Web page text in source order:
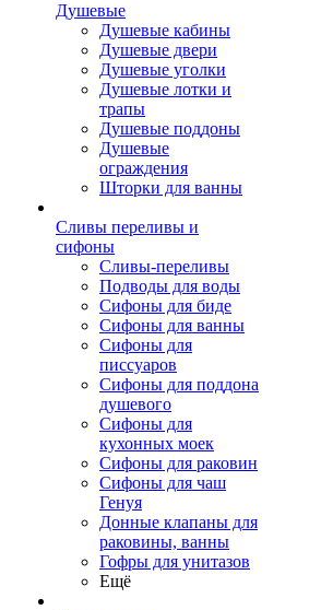
Душевые
Душевые кабины
Душевые двери
Душевые уголки
Душевые лотки и
трапы
Душевые поддоны
Душевые
ограждения
Шторки для ванны
Сливы переливы и
сифоны
Сливы-переливы
Подводы для воды
Сифоны для биде
Сифоны для ванны
Сифоны для
писсуаров
Сифоны для поддона
душевого
Сифоны для
кухонных моек
Сифоны для раковин
Сифоны для чаш
Генуя
Донные клапаны для
раковины, ванны
Гофры для унитазов
Ещё